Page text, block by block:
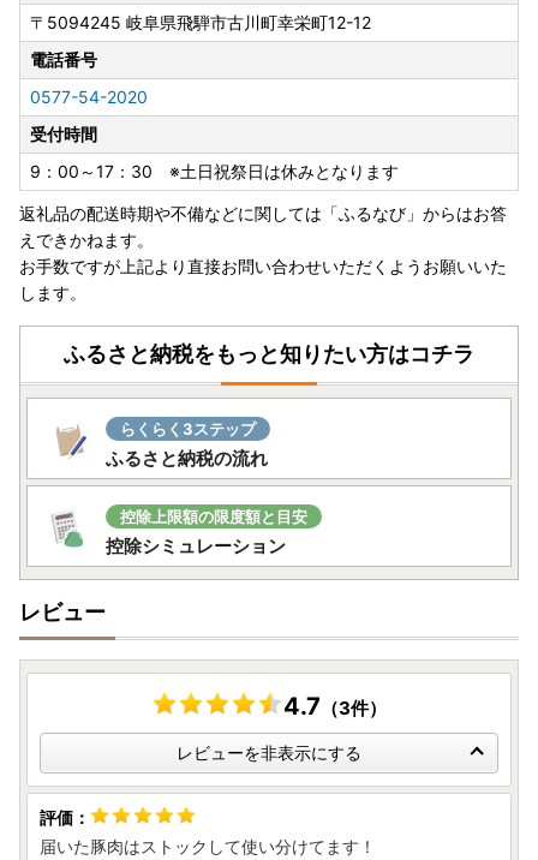
〒5094245 岐阜県飛騨市古川町幸栄町12-12
電話番号
0577-54-2020
受付時間
9：00～17：30 ※土日祝祭日は休みとなります
返礼品の配送時期や不備などに関しては「ふるなび」からはお答
えできかねます。
お手数ですが上記より直接お問い合わせいただくようお願いいた
します。
ふるさと納税をもっと知りたい方はコチラ
らくらく3ステップ
ふるさと納税の流れ
控除上限額の限度額と目安
控除シミュレーション
レビュー
4.7 （3件）
レビューを非表示にする
届いた豚肉はストックして使い分けてます！